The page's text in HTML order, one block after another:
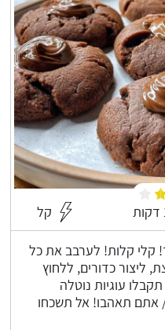
קל
בלבד! קלי קלות! לערבב את כל
כדורים, ללחוץ
עוגיות נוטלה
/ אתם תאהבו! אל תשכחו